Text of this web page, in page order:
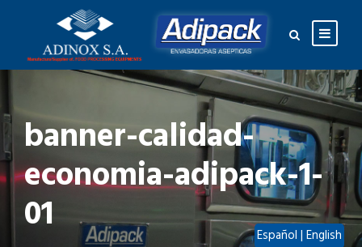
banner-calidad-
economia-adipack-1-
01 Español | English